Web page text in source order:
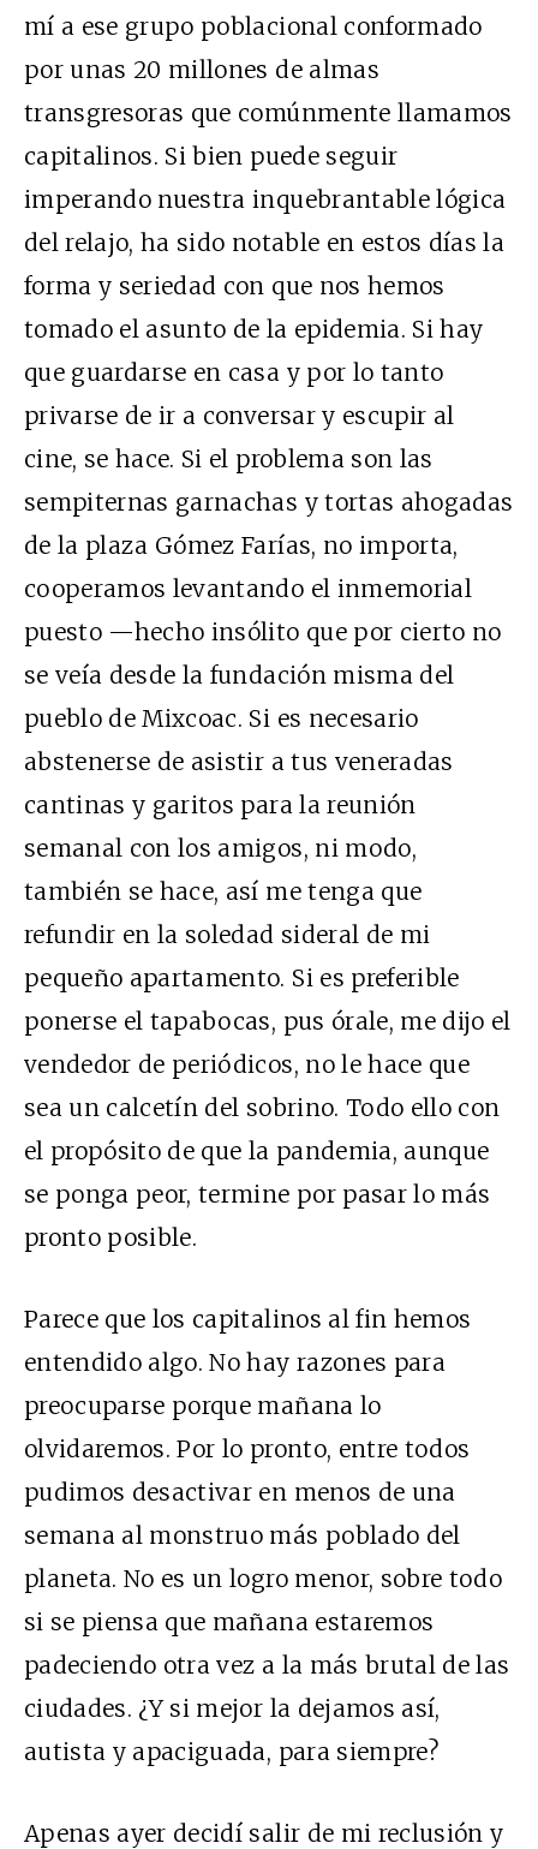
mí a ese grupo poblacional conformado
por unas 20 millones de almas
transgresoras que comúnmente llamamos
capitalinos. Si bien puede seguir
imperando nuestra inquebrantable lógica
del relajo, ha sido notable en estos días la
forma y seriedad con que nos hemos
tomado el asunto de la epidemia. Si hay
que guardarse en casa y por lo tanto
privarse de ir a conversar y escupir al
cine, se hace. Si el problema son las
sempiternas garnachas y tortas ahogadas
de la plaza Gómez Farías, no importa,
cooperamos levantando el inmemorial
puesto —hecho insólito que por cierto no
se veía desde la fundación misma del
pueblo de Mixcoac. Si es necesario
abstenerse de asistir a tus veneradas
cantinas y garitos para la reunión
semanal con los amigos, ni modo,
también se hace, así me tenga que
refundir en la soledad sideral de mi
pequeño apartamento. Si es preferible
ponerse el tapabocas, pus órale, me dijo el
vendedor de periódicos, no le hace que
sea un calcetín del sobrino. Todo ello con
el propósito de que la pandemia, aunque
se ponga peor, termine por pasar lo más
pronto posible.
Parece que los capitalinos al fin hemos
entendido algo. No hay razones para
preocuparse porque mañana lo
olvidaremos. Por lo pronto, entre todos
pudimos desactivar en menos de una
semana al monstruo más poblado del
planeta. No es un logro menor, sobre todo
si se piensa que mañana estaremos
padeciendo otra vez a la más brutal de las
ciudades. ¿Y si mejor la dejamos así,
autista y apaciguada, para siempre?
Apenas ayer decidí salir de mi reclusión y